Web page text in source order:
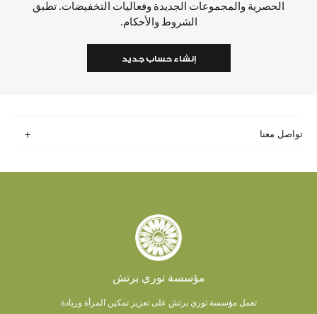
الحصرية والمجموعات الجديدة وفعاليات التخفيضات. تطبق
الشروط والأحكام.
إنشاء حساب جديد
تواصل معنا
مؤسسة توري برتش
تعمل مؤسسة توري برتش على تعزيز تمكين المرأة وريادة